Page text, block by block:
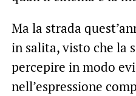
Ma la strada
in salita, visto che la
percepire in modo
nell’espressione